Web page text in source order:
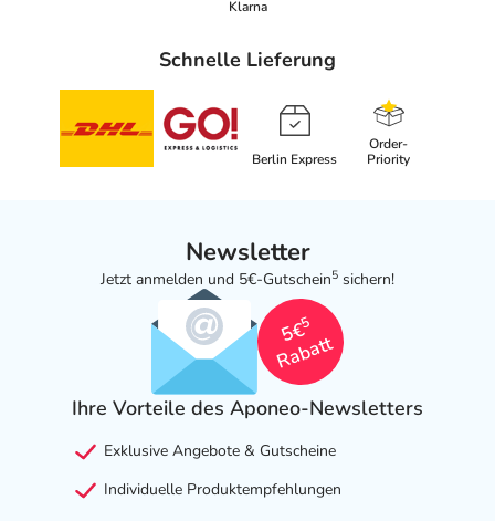
Klarna
Schnelle Lieferung
Berlin Express
Order-
Priority
Newsletter
Jetzt anmelden und 5€-Gutschein5 sichern!
5€
5
Rabatt
Ihre Vorteile des Aponeo-Newsletters
Exklusive Angebote & Gutscheine
Individuelle Produktempfehlungen